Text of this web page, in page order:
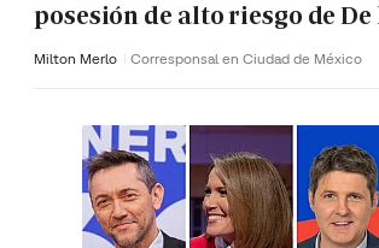
posesión de alto riesgo de
Milton Merlo Corresponsal en Ciudad de México